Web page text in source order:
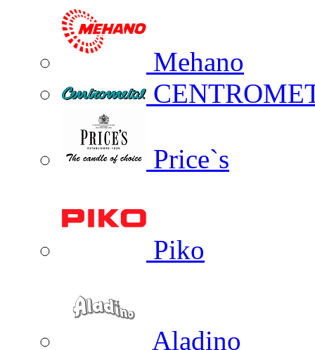
Mehano
Price`s
Piko
Aladino